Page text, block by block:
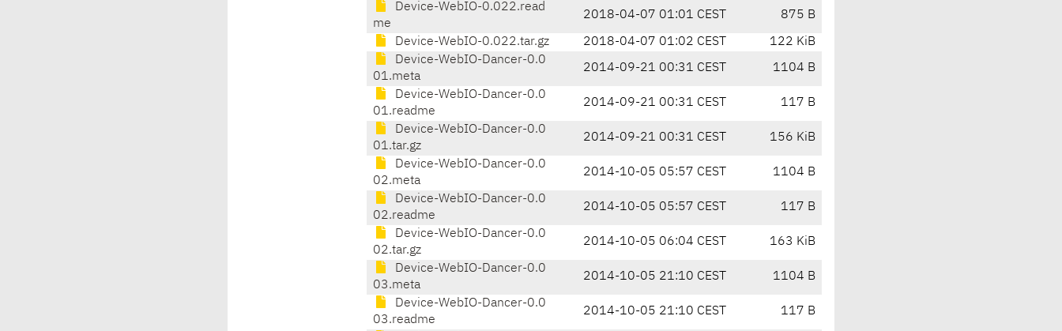
Device-WebIO-0.022.read
me
2018-04-07 01:01 CEST 875 B
Device-WebIO-0.022.tar.gz 2018-04-07 01:02 CEST
122 KiB
Device-WebIO-Dancer-0.0
01.meta
2014-09-21 00:31 CEST 1104 B
Device-WebIO-Dancer-0.0
01.readme
2014-09-21 00:31 CEST 117 B
Device-WebIO-Dancer-0.0
01.tar.gz
2014-09-21 00:31 CEST 156 KiB
Device-WebIO-Dancer-0.0
02.meta
2014-10-05 05:57 CEST 1104 B
Device-WebIO-Dancer-0.0
02.readme
2014-10-05 05:57 CEST 117 B
Device-WebIO-Dancer-0.0
02.tar.gz
2014-10-05 06:04 CEST 163 KiB
Device-WebIO-Dancer-0.0
03.meta
2014-10-05 21:10 CEST 1104 B
Device-WebIO-Dancer-0.0
03.readme
2014-10-05 21:10 CEST 117 B